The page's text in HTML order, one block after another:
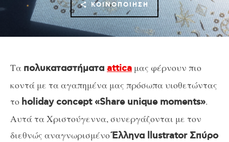
ΚΟΙΝΟΠΟΊΗΣΗ
Τα πολυκαταστήματα attica μας φέρνουν πιο
κοντά με τα αγαπημένα μας πρόσωπα υιοθετώντας
το holiday concept «Share unique moments».
Αυτά τα Χριστούγεννα, συνεργάζονται με τον
διεθνώς αναγνωρισμένοΈλληνα llustrator Σπύρο